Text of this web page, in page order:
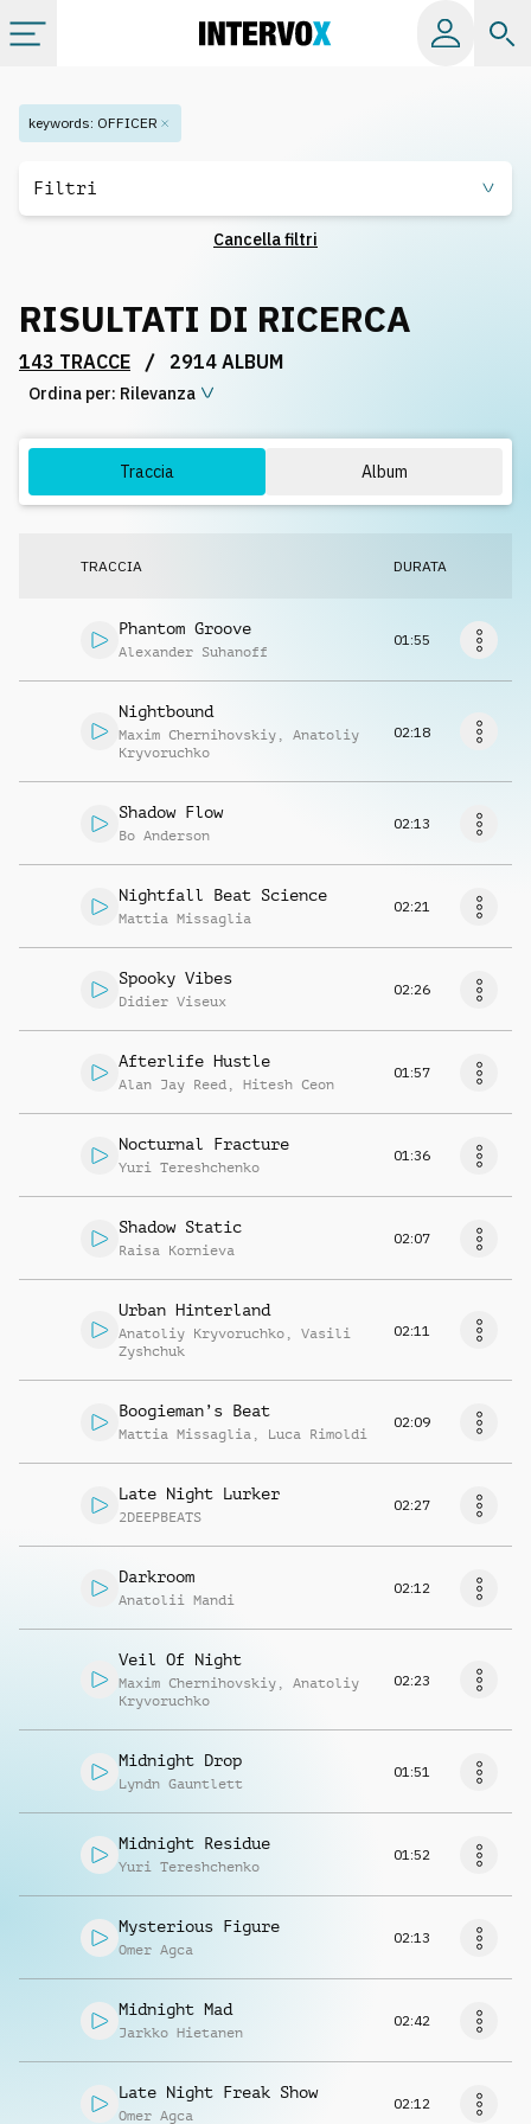
Categorie
Playlist
Licenze
keywords: OFFICER
Filtri
Cancella filtri
RISULTATI DI RICERCA
143 TRACCE / 2914 ALBUM
Ordina per: Rilevanza
Traccia Album
TRACCIA DURATA
Phantom Groove
Alexander Suhanoff
01:55
Nightbound
Maxim Chernihovskiy , Anatoliy
Kryvoruchko
02:18
Shadow Flow
Bo Anderson
02:13
Nightfall Beat Science
Mattia Missaglia
02:21
Spooky Vibes
Didier Viseux
02:26
Afterlife Hustle
Alan Jay Reed , Hitesh Ceon
01:57
Nocturnal Fracture
Yuri Tereshchenko
01:36
Shadow Static
Raisa Kornieva
02:07
Urban Hinterland
Anatoliy Kryvoruchko , Vasili
Zyshchuk
02:11
Boogieman’s Beat
Mattia Missaglia , Luca Rimoldi
02:09
Late Night Lurker
2DEEPBEATS
02:27
Darkroom
Anatolii Mandi
02:12
Veil Of Night
Maxim Chernihovskiy , Anatoliy
Kryvoruchko
02:23
Midnight Drop
Lyndn Gauntlett
01:51
Midnight Residue
Yuri Tereshchenko
01:52
Mysterious Figure
Omer Agca
02:13
Midnight Mad
Jarkko Hietanen
02:42
Late Night Freak Show
Omer Agca
02:12